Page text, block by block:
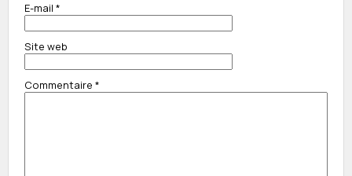
E-mail *
Site web
Commentaire *